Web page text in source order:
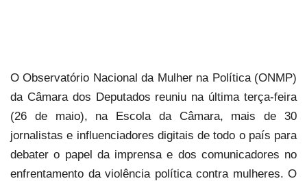
O Observatório Nacional da Mulher na Política (ONMP)
da Câmara dos Deputados reuniu na última terça-feira
(26 de maio), na Escola da Câmara, mais de 30
jornalistas e influenciadores digitais de todo o país para
debater o papel da imprensa e dos comunicadores no
enfrentamento da violência política contra mulheres. O